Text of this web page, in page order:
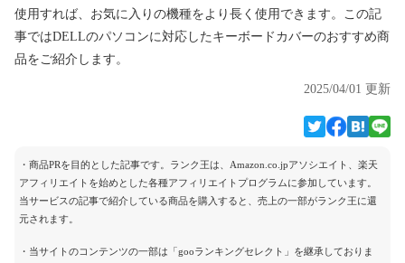
使用すれば、お気に入りの機種をより長く使用できます。この記
事ではDELLのパソコンに対応したキーボードカバーのおすすめ商
品をご紹介します。
2025/04/01 更新
・商品PRを目的とした記事です。ランク王は、Amazon.co.jpアソシエイト、楽天
アフィリエイトを始めとした各種アフィリエイトプログラムに参加しています。
当サービスの記事で紹介している商品を購入すると、売上の一部がランク王に還
元されます。
・当サイトのコンテンツの一部は「gooランキングセレクト」を継承しておりま